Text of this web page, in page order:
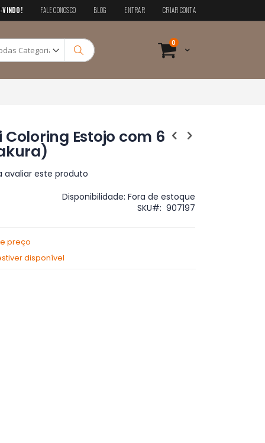
VINDO! FALE CONOSCO BLOG ENTRAR CRIAR CONTA
Cart
0 itens
Pesquisa
Estojo com 6
avaliar este produto
Disponibilidade: Fora de estoque
SKU
907197
preço
disponível